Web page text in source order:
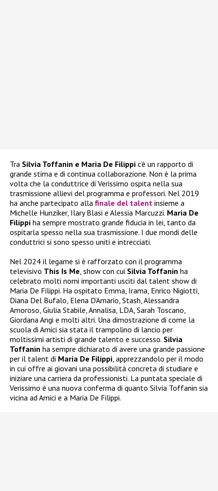
Tra Silvia Toffanin e Maria De Filippi c’è un rapporto di
grande stima e di continua collaborazione. Non è la prima
volta che la conduttrice di Verissimo ospita nella sua
trasmissione allievi del programma e professori. Nel 2019
ha anche partecipato alla finale del talent insieme a
Michelle Hunziker, Ilary Blasi e Alessia Marcuzzi. Maria De
Filippi ha sempre mostrato grande fiducia in lei, tanto da
ospitarla spesso nella sua trasmissione. I due mondi delle
conduttrici si sono spesso uniti e intrecciati.
Nel 2024 il legame si è rafforzato con il programma
televisivo This Is Me, show con cui Silvia Toffanin ha
celebrato molti nomi importanti usciti dal talent show di
Maria De Filippi. Ha ospitato Emma, Irama, Enrico Nigiotti,
Diana Del Bufalo, Elena D’Amario, Stash, Alessandra
Amoroso, Giulia Stabile, Annalisa, LDA, Sarah Toscano,
Giordana Angi e molti altri. Una dimostrazione di come la
scuola di Amici sia stata il trampolino di lancio per
moltissimi artisti di grande talento e successo. Silvia
Toffanin ha sempre dichiarato di avere una grande passione
per il talent di Maria De Filippi, apprezzandolo per il modo
in cui offre ai giovani una possibilità concreta di studiare e
iniziare una carriera da professionisti. La puntata speciale di
Verissimo è una nuova conferma di quanto Silvia Toffanin sia
vicina ad Amici e a Maria De Filippi.